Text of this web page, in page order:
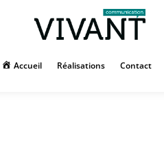
Accueil Réalisations Contact